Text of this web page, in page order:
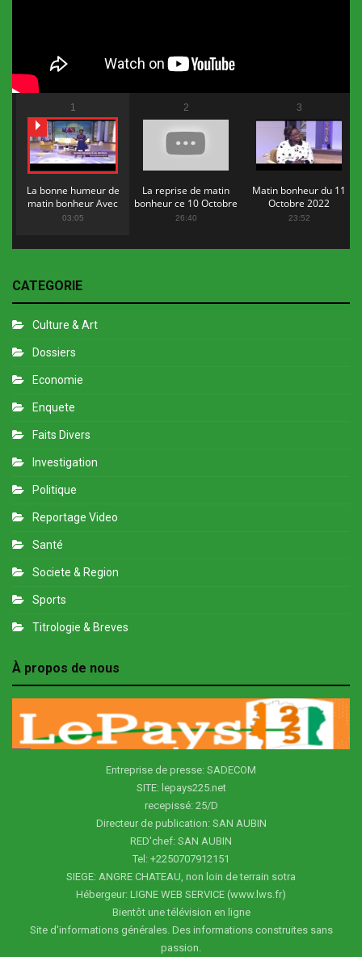
1
La bonne humeur de
matin bonheur Avec
Flopy Mendosa
03:05
2
La reprise de matin
bonheur ce 10 Octobre
2022
26:40
3
Matin bonheur du 11
Octobre 2022
23:52
CATEGORIE
Culture & Art
Dossiers
Economie
Enquete
Faits Divers
Investigation
Politique
Reportage Video
Santé
Societe & Region
Sports
Titrologie & Breves
À propos de nous
Entreprise de presse: SADECOM
SITE: lepays225.net
recepissé: 25/D
Directeur de publication: SAN AUBIN
RED'chef: SAN AUBIN
Tel: +2250707912151
SIEGE: ANGRE CHATEAU, non loin de terrain sotra
Hébergeur: LIGNE WEB SERVICE (www.lws.fr)
Bientôt une télévision en ligne
Site d'informations générales. Des informations construites sans
passion.